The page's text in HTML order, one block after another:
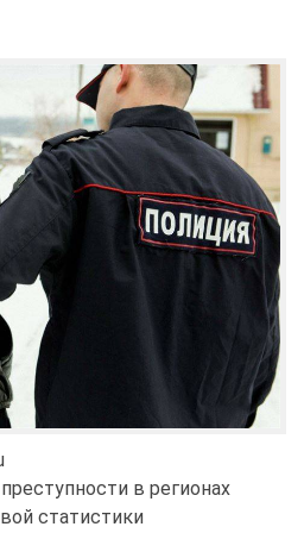
ставших жертвами вражеской атаки в
в регионах
статистики